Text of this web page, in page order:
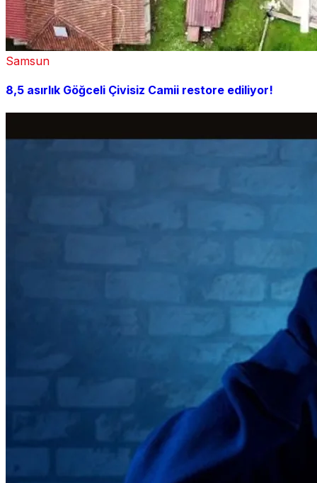
Samsun
8,5 asırlık Göğceli Çivisiz Camii restore ediliyor!